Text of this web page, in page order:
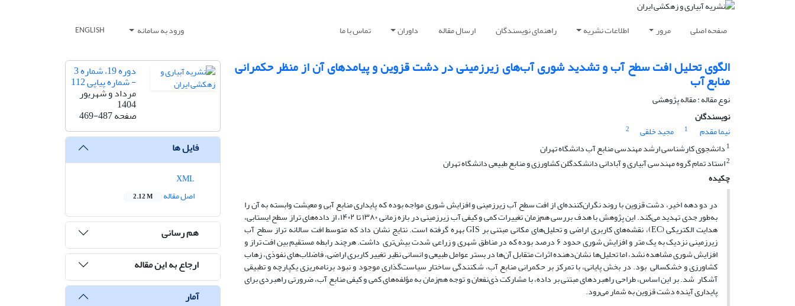
صفحه اصلی مرور اطلاعات نشریه راهنمای نویسندگان ارسال مقاله داوران تماس با ما ورود به سامانه ENGLISH
الگوی تحلیل افت سطح آب و تشدید شوری آب‌های زیرزمینی در دشت قزوین و پیامدهای آن از منظر حکمرانی
منابع آب
نوع مقاله : مقاله پژوهشی
نویسندگان
نیما مقدم
1 مجید خلقی
2
1 دانشجوی کارشناسی ارشد مهندسی منابع آب دانشگاه تهران
2استاد تمام گروه مهندسی آبیاری و آبادانی دانشکدگلن کشاورزی و منابع طبیعی دانشگاه تهران
چکیده
در دو دهه اخیر، دشت قزوین با روند نگران‌کننده‌ای از افت سطح آب زیرزمینی و افزایش شوری مواجه بوده که پایداری منابع آبی و معیشت وابسته به آن را
به‌طور جدی تهدید می‌کند. این پژوهش با هدف بررسی هم‌زمان تغییرات کمی و کیفی آب زیرزمینی در بازه زمانی ۱۳۸۰ تا ۱۴۰۲، از داده‌های تراز سطح ایستابی،
هدایت الکتریکی (EC)، نقشه‌های کاربری اراضی و تحلیل‌های مکانی مبتنی بر GIS بهره گرفته است. نتایج نشان داد که متوسط افت سالانه تراز سطح آب
زیرزمینی نزدیک به یک متر و افزایش شوری حدود ۶ درصد بوده که در مناطق شهری و زراعی شدت بیش‌تری داشت. هرچند رابطه مستقیم بین افت تراز و
افزایش شوری مشاهده نشد، اما تحلیل‌ها نشان‌دهنده اثرات متقابل آن‌ها در بستر عوامل طبیعی و انسانی نظیر تغییر کاربری اراضی، فاضلاب‌های نفوذی، زهاب
کشاورزی و خشکسالی بود. در بخش پایانی، با تمرکز بر حکمرانی منابع آب، شکنندگی ساختار سیاست‌گذاری موجود و نبود برنامه‌ریزی یکپارچه و تطبیقی
آشکار شد. بر این اساس، طراحی راهبردهای مبتنی بر داده، با مشارکت ذی‌نفعان و توجه هم‌زمان به مؤلفه‌های کمی و کیفی منابع آب، ضرورتی راهبردی برای
پایداری آینده دشت قزوین به شمار می‌رود.
دوره 19، شماره 3
- شماره پیاپی 112
مرداد و شهریور
1404
صفحه469-487
فایل ها
اصل مقاله
2.12 M
هم رسانی
ارجاع به این مقاله
آمار